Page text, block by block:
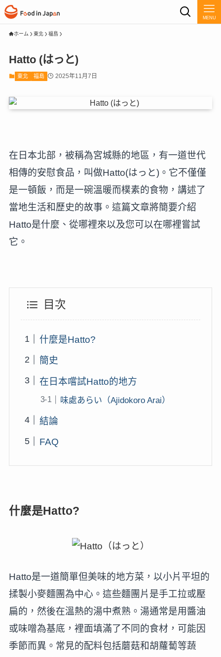
MENU
ホーム 東北 福島
Hatto (はっと)
東北 福島 2025年11月7日
在日本北部，被稱為宮城縣的地區，有一道世代
相傳的安慰食品，叫做Hatto(はっと)。它不僅僅
是一頓飯，而是一碗溫暖而樸素的食物，講述了
當地生活和歷史的故事。這篇文章將簡要介紹
Hatto是什麼、從哪裡來以及您可以在哪裡嘗試
它。
目次
什麼是Hatto?
簡史
在日本嚐試Hatto的地方
味處あらい（Ajidokoro Arai）
結論
FAQ
什麼是Hatto?
Hatto是一道簡單但美味的地方菜，以小片平坦的
揉製小麥麵團為中心。這些麵團片是手工拉或壓
扁的，然後在溫熱的湯中煮熟。湯通常是用醬油
或味噌為基底，裡面填滿了不同的食材，可能因
季節而異。常見的配料包括蘑菇和胡蘿蔔等蔬